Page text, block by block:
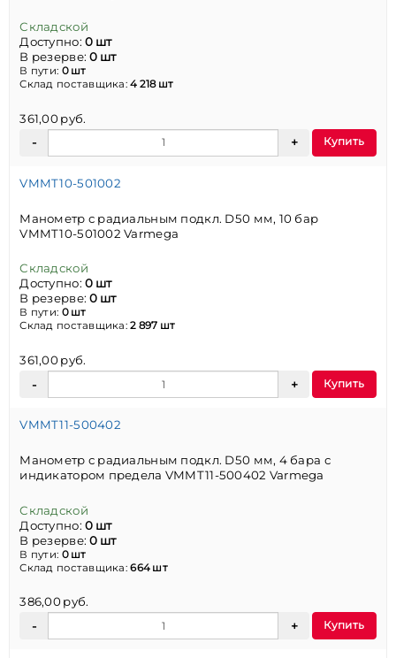
Складской
Доступно:0 шт
В резерве:0 шт
В пути: 0 шт
Склад поставщика:4 218 шт
361,00 руб.
Купить
VMMT10-501002
Манометр с радиальным подкл. D50 мм, 10 бар
VMMT10-501002 Varmega
Складской
Доступно:0 шт
В резерве:0 шт
В пути: 0 шт
Склад поставщика:2 897 шт
361,00 руб.
Купить
VMMT11-500402
Манометр с радиальным подкл. D50 мм, 4 бара с
индикатором предела VMMT11-500402 Varmega
Складской
Доступно:0 шт
В резерве:0 шт
В пути: 0 шт
Склад поставщика:664 шт
386,00 руб.
Купить